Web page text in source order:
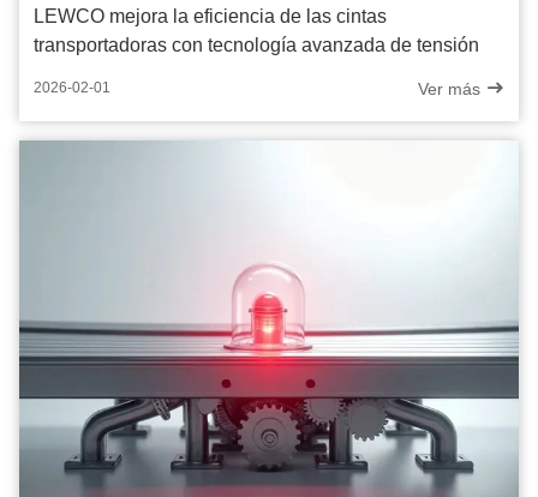
LEWCO mejora la eficiencia de las cintas
transportadoras con tecnología avanzada de tensión
2026-02-01 Ver más